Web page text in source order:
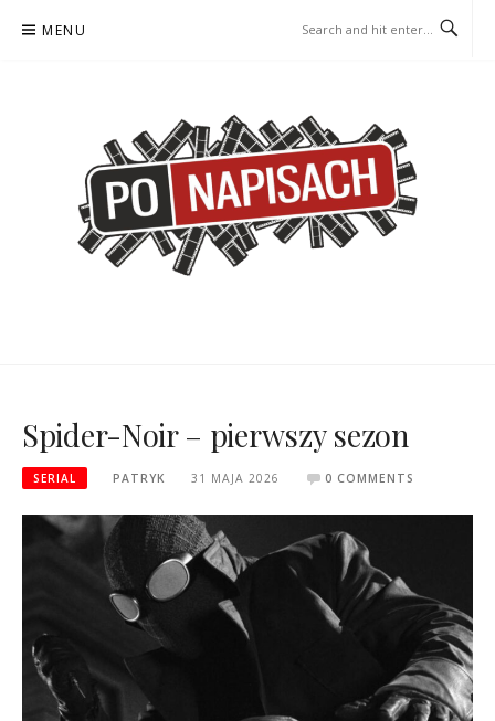
MENU
Spider-Noir – pierwszy sezon
SERIAL PATRYK 31 MAJA 2026 0 COMMENTS